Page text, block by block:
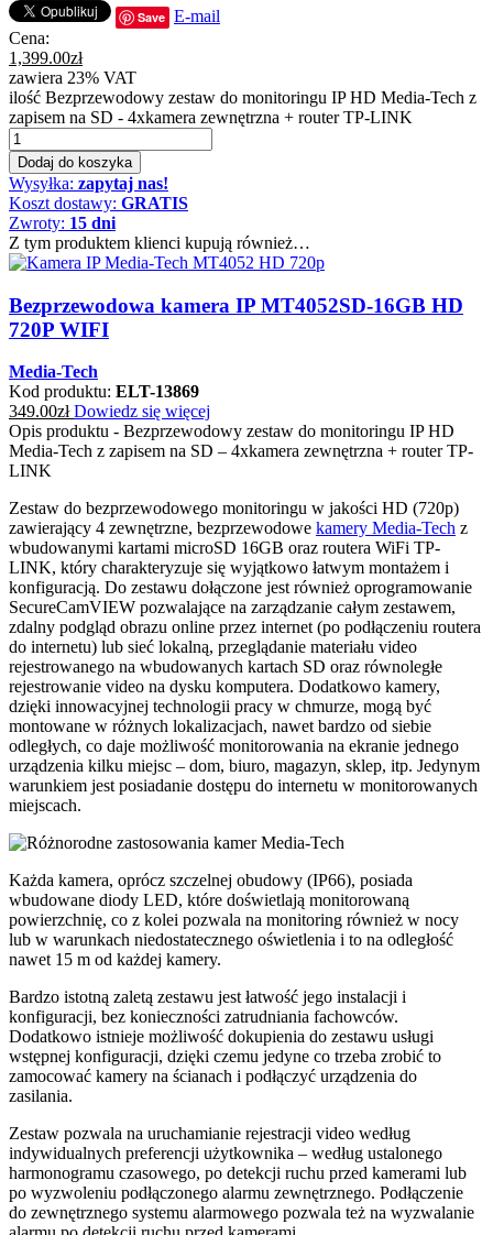
Save E-mail
Cena:
1,399.00zł
zawiera 23% VAT
ilość Bezprzewodowy zestaw do monitoringu IP HD Media-Tech z
zapisem na SD - 4xkamera zewnętrzna + router TP-LINK
Dodaj do koszyka
Wysyłka: zapytaj nas!
Koszt dostawy: GRATIS
Zwroty: 15 dni
Z tym produktem klienci kupują również…
Bezprzewodowa kamera IP MT4052SD-16GB HD
720P WIFI
Media-Tech
Kod produktu: ELT-13869
349.00zł Dowiedz się więcej
Opis produktu - Bezprzewodowy zestaw do monitoringu IP HD
Media-Tech z zapisem na SD – 4xkamera zewnętrzna + router TP-
LINK
Zestaw do bezprzewodowego monitoringu w jakości HD (720p)
zawierający 4 zewnętrzne, bezprzewodowe kamery Media-Tech z
wbudowanymi kartami microSD 16GB oraz routera WiFi TP-
LINK, który charakteryzuje się wyjątkowo łatwym montażem i
konfiguracją. Do zestawu dołączone jest również oprogramowanie
SecureCamVIEW pozwalające na zarządzanie całym zestawem,
zdalny podgląd obrazu online przez internet (po podłączeniu routera
do internetu) lub sieć lokalną, przeglądanie materiału video
rejestrowanego na wbudowanych kartach SD oraz równoległe
rejestrowanie video na dysku komputera. Dodatkowo kamery,
dzięki innowacyjnej technologii pracy w chmurze, mogą być
montowane w różnych lokalizacjach, nawet bardzo od siebie
odległych, co daje możliwość monitorowania na ekranie jednego
urządzenia kilku miejsc – dom, biuro, magazyn, sklep, itp. Jedynym
warunkiem jest posiadanie dostępu do internetu w monitorowanych
miejscach.
Każda kamera, oprócz szczelnej obudowy (IP66), posiada
wbudowane diody LED, które doświetlają monitorowaną
powierzchnię, co z kolei pozwala na monitoring również w nocy
lub w warunkach niedostatecznego oświetlenia i to na odległość
nawet 15 m od każdej kamery.
Bardzo istotną zaletą zestawu jest łatwość jego instalacji i
konfiguracji, bez konieczności zatrudniania fachowców.
Dodatkowo istnieje możliwość dokupienia do zestawu usługi
wstępnej konfiguracji, dzięki czemu jedyne co trzeba zrobić to
zamocować kamery na ścianach i podłączyć urządzenia do
zasilania.
Zestaw pozwala na uruchamianie rejestracji video według
indywidualnych preferencji użytkownika – według ustalonego
harmonogramu czasowego, po detekcji ruchu przed kamerami lub
po wyzwoleniu podłączonego alarmu zewnętrznego. Podłączenie
do zewnętrznego systemu alarmowego pozwala też na wyzwalanie